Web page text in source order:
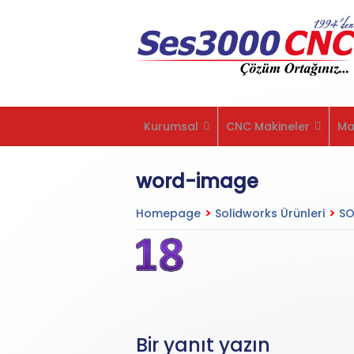
Kurumsal
CNC Makineler
word-image
Homepage > Solidworks Ürünleri >
Bir yanıt yazın